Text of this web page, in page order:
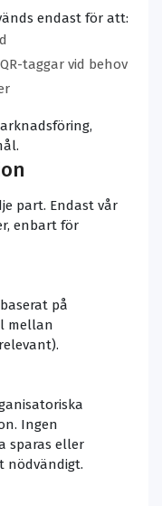
endast för att:
taggar vid behov
part. Endast vår
enbart för
på
mellan
Ingen
sparas eller
nödvändigt.